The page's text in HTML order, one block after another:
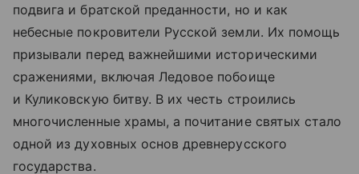
подвига и братской преданности, но и как
небесные покровители Русской земли. Их помощь
призывали перед важнейшими историческими
сражениями, включая Ледовое побоище
и Куликовскую битву. В их честь строились
многочисленные храмы, а почитание святых стало
одной из духовных основ древнерусского
государства.